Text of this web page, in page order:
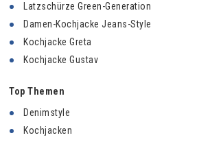
Latzschürze Green-Generation
Damen-Kochjacke Jeans-Style
Kochjacke Greta
Kochjacke Gustav
Top Themen
Denimstyle
Kochjacken